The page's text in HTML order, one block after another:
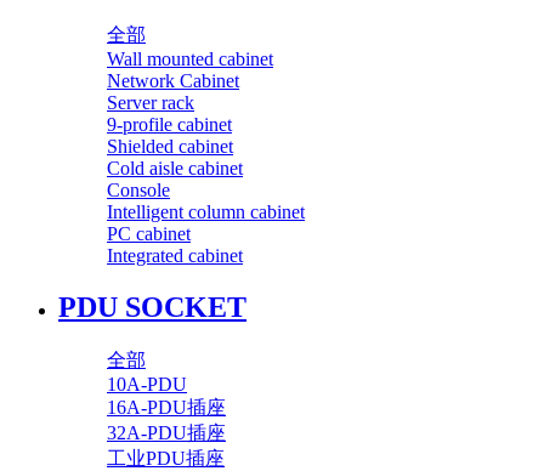
全部
Wall mounted cabinet
Network Cabinet
Server rack
9-profile cabinet
Shielded cabinet
Cold aisle cabinet
Console
Intelligent column cabinet
PC cabinet
Integrated cabinet
PDU SOCKET
全部
10A-PDU
16A-PDU插座
32A-PDU插座
工业PDU插座